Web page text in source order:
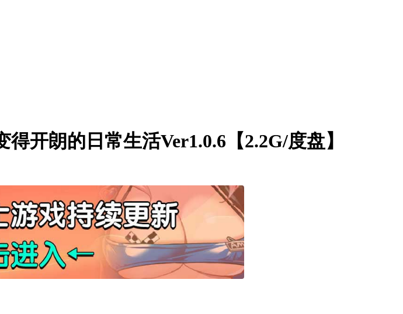
开朗的日常生活Ver1.0.6【2.2G/度盘】